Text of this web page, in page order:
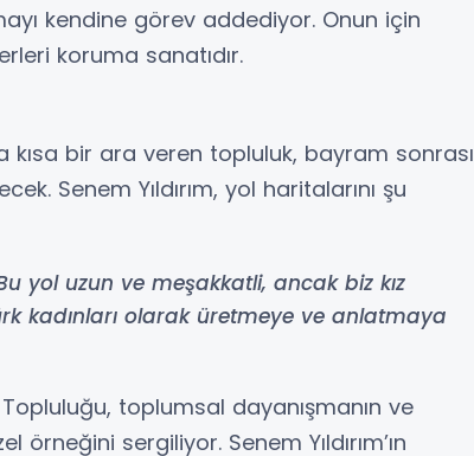
kendine görev addediyor. Onun için
koruma sanatıdır.
kısa bir ara veren topluluk, bayram sonrası
Senem Yıldırım, yol haritalarını şu
yol uzun ve meşakkatli, ancak biz kız
kadınları olarak üretmeye ve anlatmaya
toplumsal dayanışmanın ve
sergiliyor. Senem Yıldırım’ın